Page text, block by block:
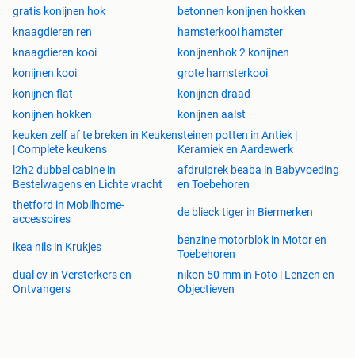
gratis konijnen hok
betonnen konijnen hokken
knaagdieren ren
hamsterkooi hamster
knaagdieren kooi
konijnenhok 2 konijnen
konijnen kooi
grote hamsterkooi
konijnen flat
konijnen draad
konijnen hokken
konijnen aalst
keuken zelf af te breken in Keuken
| Complete keukens
steinen potten in Antiek |
Keramiek en Aardewerk
l2h2 dubbel cabine in
Bestelwagens en Lichte vracht
afdruiprek beaba in Babyvoeding
en Toebehoren
thetford in Mobilhome-
accessoires
de blieck tiger in Biermerken
ikea nils in Krukjes
benzine motorblok in Motor en
Toebehoren
dual cv in Versterkers en
Ontvangers
nikon 50 mm in Foto | Lenzen en
Objectieven